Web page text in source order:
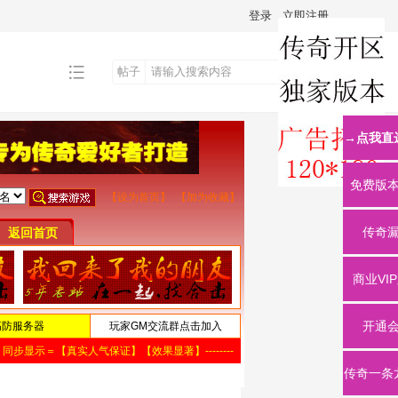
登录 立即注册
帖子
搜
索
→点我直
免费版
传奇
商业
开通
传奇一条